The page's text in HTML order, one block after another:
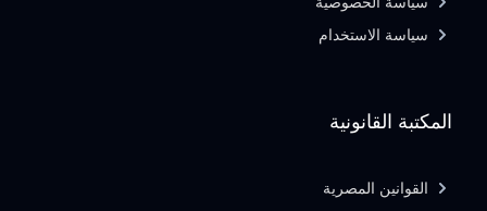
المكتبة القانونية
القوانين المصرية
سياسة الاستخدام